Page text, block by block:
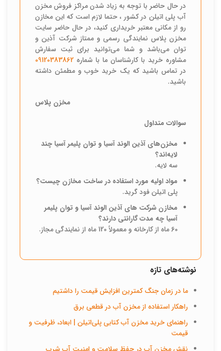
در حال حاضر با توجه به زیاد شدن مراکز فروش مخزن
آب پلی اتیلن در کشور ، حتما لازم است که این مخازن
رو از مکانی معتبر خریداری کنید، در حال حاضر سایت
مخزن پلاس نمایندگی رسمی و ممتاز شرکت آذین و
توان می‌باشد و شما می‌توانید برای ثبت سفارش
مشاوره خرید با کارشناسان ما با شماره 09120383862
در تماس باشید که یک خرید خوب و مطمئن داشته
باشید.
مخزن پلاس
سوالات متداول
مخزن‌های آذین الوند آسیا و توان پلیمر آسیا چند
لایه‌اند؟
سه لایه.
مواد اولیه مورد استفاده در ساخت مخازن چیست؟
پلی اتیلن فود گرید.
مخازن شرکت های آذین الوند آسیا و توان پلیمر
آسیا چه مدت گارانتی دارند؟
60 ماه از کارخانه و معمولاً 120 ماه از نمایندگی مجاز.
نوشته‌های تازه
ما در زمان جنگ کمترین افزایش قیمت را داشتیم
راهکار استفاده از مخزن آب در قطعی برق
راهنمای خرید مخزن آب کتابی پلی‌اتیلن | ابعاد، ظرفیت و
قیمت